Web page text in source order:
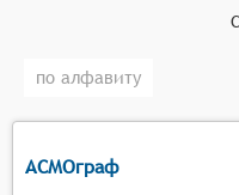
возможностью
будут
по алфавиту
АСМОграф